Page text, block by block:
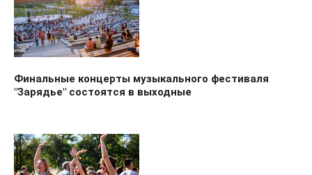
Финальные концерты музыкального фестиваля
"Зарядье" состоятся в выходные